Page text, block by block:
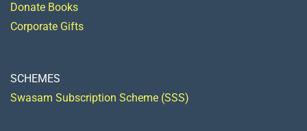
Donate Books
Corporate Gifts
SCHEMES
Swasam Subscription Scheme (SSS)